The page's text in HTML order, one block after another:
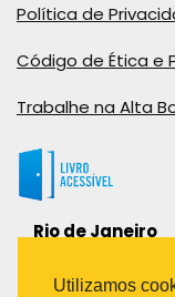
Política de
Código de Ética e
Trabalhe na Alta
Rio de Janeiro
Bairro
Utilizamos